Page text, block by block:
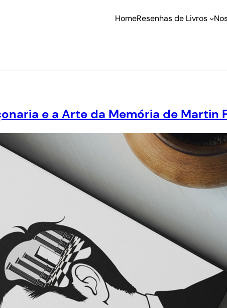
HomeResenhas de Livros
e a Arte da Memória de Martin